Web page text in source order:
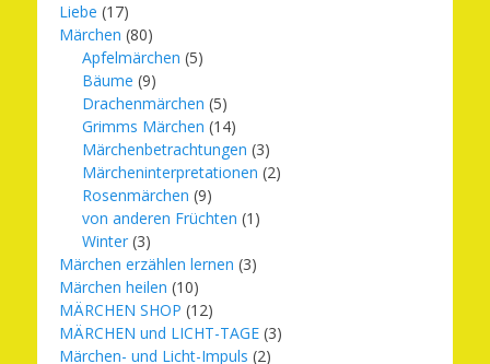
Liebe (17)
Märchen (80)
Apfelmärchen (5)
Bäume (9)
Drachenmärchen (5)
Grimms Märchen (14)
Märchenbetrachtungen (3)
Märcheninterpretationen (2)
Rosenmärchen (9)
von anderen Früchten (1)
Winter (3)
Märchen erzählen lernen (3)
Märchen heilen (10)
MÄRCHEN SHOP (12)
MÄRCHEN und LICHT-TAGE (3)
Märchen- und Licht-Impuls (2)